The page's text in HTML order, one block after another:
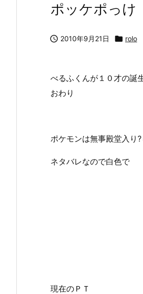
ポッケポっけ
 2010年9月21日  rolo
べるふくんが１０才の誕
おわり
ポケモンは無事殿堂入り?
ネタバレなので白色で
現在のＰＴ